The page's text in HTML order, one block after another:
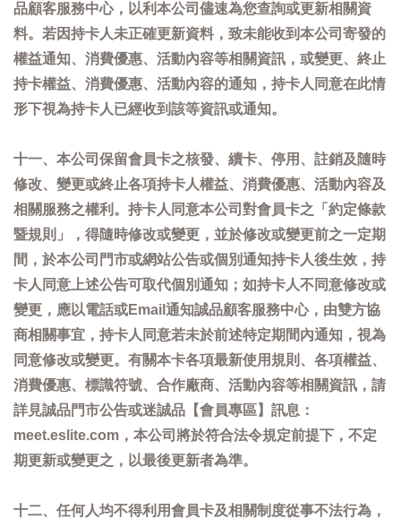
品顧客服務中心，以利本公司儘速為您查詢或更新相關資
料。若因持卡人未正確更新資料，致未能收到本公司寄發的
權益通知、消費優惠、活動內容等相關資訊，或變更、終止
持卡權益、消費優惠、活動內容的通知，持卡人同意在此情
形下視為持卡人已經收到該等資訊或通知。
十一、本公司保留會員卡之核發、續卡、停用、註銷及隨時
修改、變更或終止各項持卡人權益、消費優惠、活動內容及
相關服務之權利。持卡人同意本公司對會員卡之「約定條款
暨規則」，得隨時修改或變更，並於修改或變更前之一定期
間，於本公司門市或網站公告或個別通知持卡人後生效，持
卡人同意上述公告可取代個別通知；如持卡人不同意修改或
變更，應以電話或Email通知誠品顧客服務中心，由雙方協
商相關事宜，持卡人同意若未於前述特定期間內通知，視為
同意修改或變更。有關本卡各項最新使用規則、各項權益、
消費優惠、標識符號、合作廠商、活動內容等相關資訊，請
詳見誠品門市公告或迷誠品【會員專區】訊息：
meet.eslite.com，本公司將於符合法令規定前提下，不定
期更新或變更之，以最後更新者為準。
十二、任何人均不得利用會員卡及相關制度從事不法行為，